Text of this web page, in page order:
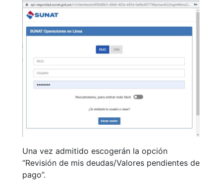
Una vez admitido escogerán la opción
“Revisión de mis deudas/Valores pendientes de
pago”.